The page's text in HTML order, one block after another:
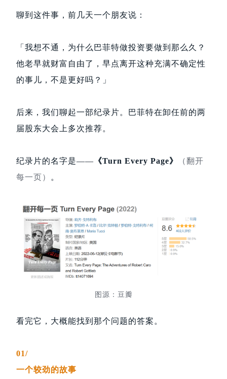
聊到这件事，前几天一个朋友说：
「我想不通，为什么巴菲特做投资要做到那么久？
他老早就财富自由了，早点离开这种充满不确定性
的事儿，不是更好吗？」
后来，我们聊起一部纪录片。巴菲特在卸任前的两
届股东大会上多次推荐。
纪录片的名字是—— 《Turn Every Page》
（翻开
每一页）
。
图源：豆瓣
看完它，大概能找到那个问题的答案。
01/
一个较劲的故事